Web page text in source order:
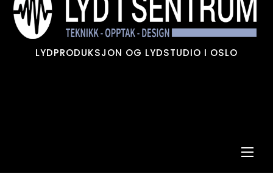
LYDPRODUKSJON OG LYDSTUDIO I OSLO